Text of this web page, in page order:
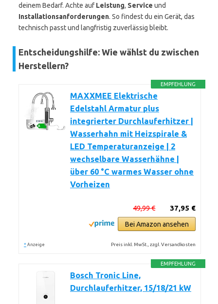
deinem Bedarf. Achte auf Leistung, Service und
Installationsanforderungen. So findest du ein Gerät, das
technisch passt und langfristig zuverlässig bleibt.
Entscheidungshilfe: Wie wählst du zwischen
Herstellern?
EMPFEHLUNG
MAXXMEE Elektrische
Edelstahl Armatur plus
integrierter Durchlauferhitzer |
Wasserhahn mit Heizspirale &
LED Temperaturanzeige | 2
wechselbare Wasserhähne |
über 60 °C warmes Wasser ohne
Vorheizen
37,95 €
49,99 €
Bei Amazon ansehen
* Anzeige Preis inkl. MwSt., zzgl. Versandkosten
EMPFEHLUNG
Bosch Tronic Line,
Durchlauferhitzer, 15/18/21 kW